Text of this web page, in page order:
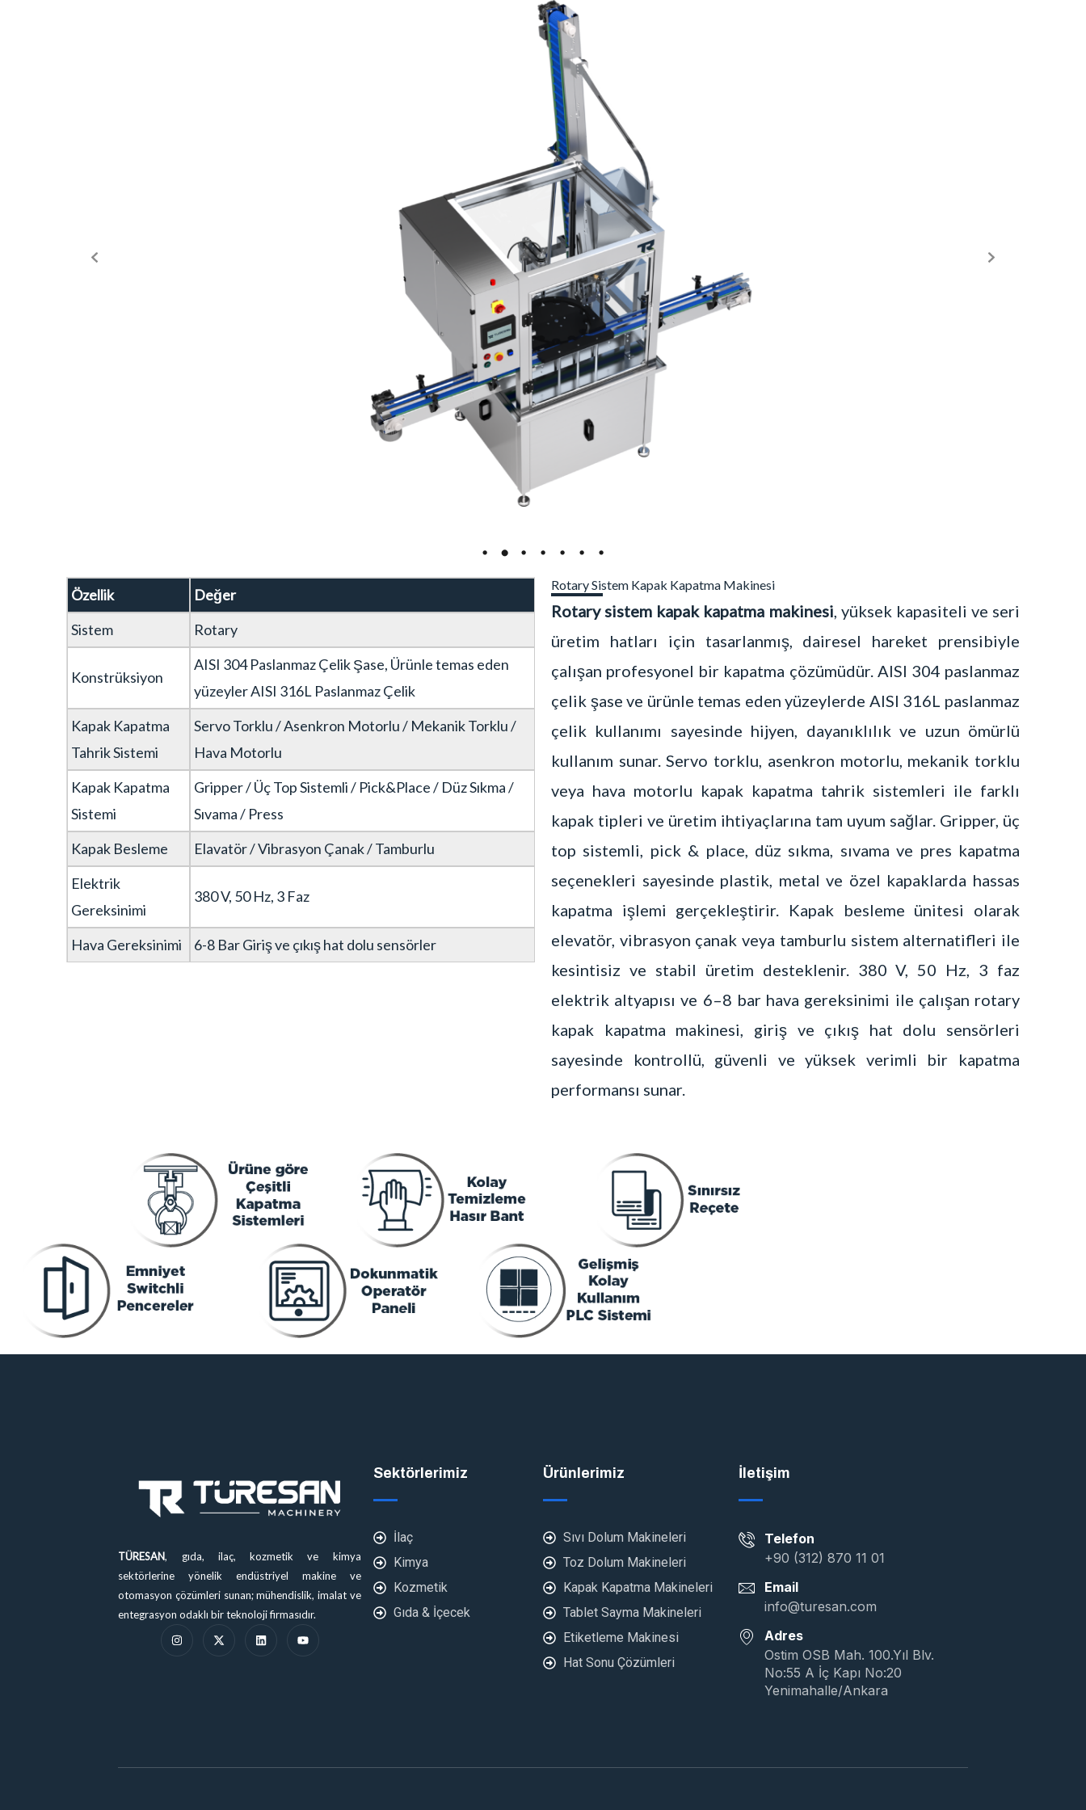
Özellik
Değer
Sistem
Rotary
Konstrüksiyon
AISI 304 Paslanmaz Çelik Şase, Ürünle temas eden
yüzeyler AISI 316L Paslanmaz Çelik
Kapak Kapatma
Tahrik Sistemi
Servo Torklu / Asenkron Motorlu / Mekanik Torklu /
Hava Motorlu
Kapak Kapatma
Sistemi
Gripper / Üç Top Sistemli / Pick&Place / Düz Sıkma /
Sıvama / Press
Kapak Besleme
Elavatör / Vibrasyon Çanak / Tamburlu
Elektrik
Gereksinimi
380 V, 50 Hz, 3 Faz
Hava Gereksinimi 6-8 Bar Giriş ve çıkış hat dolu sensörler
Rotary Sistem Kapak Kapatma Makinesi
Rotary sistem kapak kapatma makinesi, yüksek kapasiteli ve seri
üretim hatları için tasarlanmış, dairesel hareket prensibiyle
çalışan profesyonel bir kapatma çözümüdür. AISI 304 paslanmaz
çelik şase ve ürünle temas eden yüzeylerde AISI 316L paslanmaz
çelik kullanımı sayesinde hijyen, dayanıklılık ve uzun ömürlü
kullanım sunar. Servo torklu, asenkron motorlu, mekanik torklu
veya hava motorlu kapak kapatma tahrik sistemleri ile farklı
kapak tipleri ve üretim ihtiyaçlarına tam uyum sağlar. Gripper, üç
top sistemli, pick & place, düz sıkma, sıvama ve pres kapatma
seçenekleri sayesinde plastik, metal ve özel kapaklarda hassas
kapatma işlemi gerçekleştirir. Kapak besleme ünitesi olarak
elevatör, vibrasyon çanak veya tamburlu sistem alternatifleri ile
kesintisiz ve stabil üretim desteklenir. 380 V, 50 Hz, 3 faz
elektrik altyapısı ve 6–8 bar hava gereksinimi ile çalışan rotary
kapak kapatma makinesi, giriş ve çıkış hat dolu sensörleri
sayesinde kontrollü, güvenli ve yüksek verimli bir kapatma
performansı sunar.
TÜRESAN, gıda, ilaç, kozmetik ve kimya
sektörlerine yönelik endüstriyel makine ve
otomasyon çözümleri sunan; mühendislik, imalat ve
entegrasyon odaklı bir teknoloji firmasıdır.
n
-
i
o
Sektörlerimiz
İlaç
Kimya
Kozmetik
Gıda & İçecek
Ürünlerimiz
Sıvı Dolum Makineleri
Toz Dolum Makineleri
Kapak Kapatma Makineleri
Tablet Sayma Makineleri
Etiketleme Makinesi
Hat Sonu Çözümleri
İletişim
Telefon
+90 (312) 870 11 01
Email
info@turesan.com
Adres
Ostim OSB Mah. 100.Yıl Blv.
No:55 A İç Kapı No:20
Yenimahalle/Ankara